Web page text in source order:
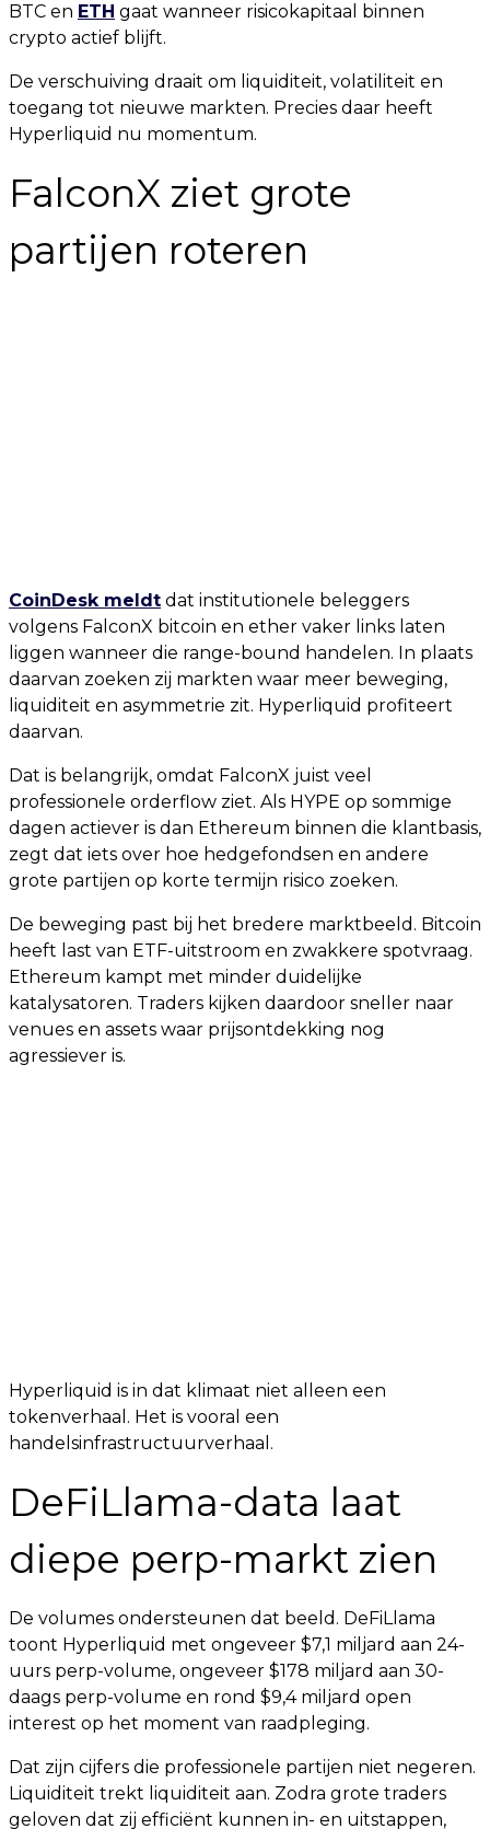
BTC en ETH gaat wanneer risicokapitaal binnen
crypto actief blijft.
De verschuiving draait om liquiditeit, volatiliteit en
toegang tot nieuwe markten. Precies daar heeft
Hyperliquid nu momentum.
FalconX ziet grote
partijen roteren
CoinDesk meldt dat institutionele beleggers
volgens FalconX bitcoin en ether vaker links laten
liggen wanneer die range-bound handelen. In plaats
daarvan zoeken zij markten waar meer beweging,
liquiditeit en asymmetrie zit. Hyperliquid profiteert
daarvan.
Dat is belangrijk, omdat FalconX juist veel
professionele orderflow ziet. Als HYPE op sommige
dagen actiever is dan Ethereum binnen die klantbasis,
zegt dat iets over hoe hedgefondsen en andere
grote partijen op korte termijn risico zoeken.
De beweging past bij het bredere marktbeeld. Bitcoin
heeft last van ETF-uitstroom en zwakkere spotvraag.
Ethereum kampt met minder duidelijke
katalysatoren. Traders kijken daardoor sneller naar
venues en assets waar prijsontdekking nog
agressiever is.
Hyperliquid is in dat klimaat niet alleen een
tokenverhaal. Het is vooral een
handelsinfrastructuurverhaal.
DeFiLlama-data laat
diepe perp-markt zien
De volumes ondersteunen dat beeld. DeFiLlama
toont Hyperliquid met ongeveer $7,1 miljard aan 24-
uurs perp-volume, ongeveer $178 miljard aan 30-
daags perp-volume en rond $9,4 miljard open
interest op het moment van raadpleging.
Dat zijn cijfers die professionele partijen niet negeren.
Liquiditeit trekt liquiditeit aan. Zodra grote traders
geloven dat zij efficiënt kunnen in- en uitstappen,